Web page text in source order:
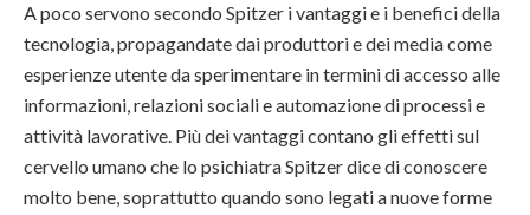
A poco servono secondo Spitzer i vantaggi e i benefici della
tecnologia, propagandate dai produttori e dei media come
esperienze utente da sperimentare in termini di accesso alle
informazioni, relazioni sociali e automazione di processi e
attività lavorative. Più dei vantaggi contano gli effetti sul
cervello umano che lo psichiatra Spitzer dice di conoscere
molto bene, soprattutto quando sono legati a nuove forme